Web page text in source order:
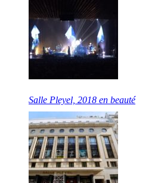
Salle Pleyel, 2018 en beauté